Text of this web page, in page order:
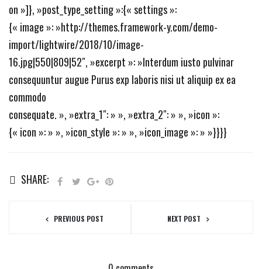
on »]}, »post_type_setting »:{« settings »:
{« image »: »http://themes.framework-y.com/demo-
import/lightwire/2018/10/image-
16.jpg|550|809|52″, »excerpt »: »Interdum iusto pulvinar
consequuntur augue Purus exp laboris nisi ut aliquip ex ea
commodo
consequate. », »extra_1″: » », »extra_2″: » », »icon »:
{« icon »: » », »icon_style »: » », »icon_image »: » »}}}}
SHARE:
PREVIOUS POST NEXT POST